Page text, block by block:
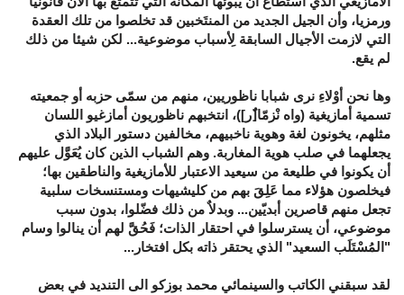
ورمزيا، وأن الجيل الجديد من المنتَخبين قد تخلصوا من تلك العقدة
التي لازمت الأجيال السابقة لِأسباب موضوعية... لكن شيئا من ذلك
لم يقع.
وها نحن أوْلاءِ نرى شبابا ناظوريين، منهم من سمّى حزبه أو جمعيته
تسمية أمازيغية (واه نْزمّا[ٌر])، انتخبهم ناظوريون أمازغيو اللسان
مثلهم، يخونون لغة وهوية ناخبيهم، مخالفين دستور البلاد الذي
يجعلهما في صلب هوية المغاربة. وهم الشباب الذين كان يُعَوَّل عليهم
أن يكونوا في طليعة من سيعيد الاعتبار للأمازيغية والناطقين بها؛
فيخلصون هؤلاء مما عَلِقَ بهم من كليشيهات ومستنسخات سلبية
تجعل منهم قاصرين أبديّين... وبدلاٌ من ذلك فضّلوا، بدون سبب
موضوعي، أن يسترسلوا في احتقار الذات؛ فَحُقَّ لهم أن ينالوا وسام
"المُسْتَلَب السعيد" الذي يحتقر ذاته بكل افتخار...
لقد سبقني الكاتب والسينمائي محمد بوزكو الى التنديد في بعض